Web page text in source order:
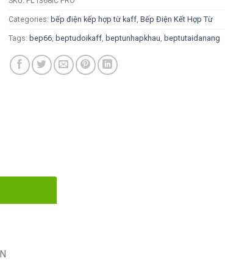
Categories: bếp điện kếp hợp từ kaff Bếp Điện Kết Hợp Từ
Tags: bep66 beptudoikaff beptunhapkhau beptutaidanang